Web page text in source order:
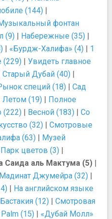
(144) |
фонтан
(9) | Набережные (35) |
| «Бурдж-Халифа» (4) | 1
(229) | Увидеть главное
Старый Дубай (40) |
специй (18) | Сад
Летом (19) | Полное
(222) | Весной (183) | Со
(32) | Смотровые
(63) | Музей
цветов (3) |
Саида аль Мактума (5) |
Джумейра (32) |
| На английском языке
(12) | Смотровая
(15) | «Дубай Молл»